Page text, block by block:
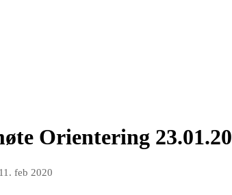
Orientering 23.01.20
11. feb 2020